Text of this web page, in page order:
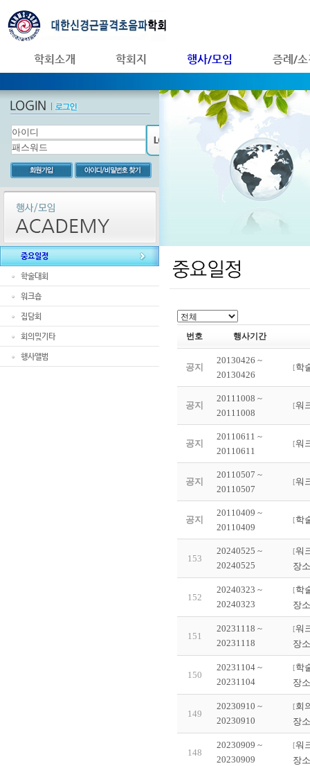
학회소개 학회지 행사/모임 증례/소
중요일정
학술대회
워크숍
집담회
회의및기타
행사앨범
번호 행사기간
공지
20130426 ~
20130426
[학
공지
20111008 ~
20111008
[워
공지
20110611 ~
20110611
[워
공지
20110507 ~
20110507
[워
공지
20110409 ~
20110409
[학
153
20240525 ~
20240525
[워
장
152
20240323 ~
20240323
[학
장
151
20231118 ~
20231118
[워
장
150
20231104 ~
20231104
[학
장
149
20230910 ~
20230910
[회
장
148
20230909 ~
20230909
[워
장